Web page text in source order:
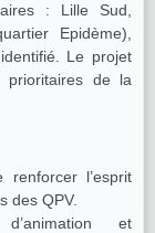
: Lille Sud,
Epidème),
Le projet
prioritaires de la
l’esprit
des QPV.
et